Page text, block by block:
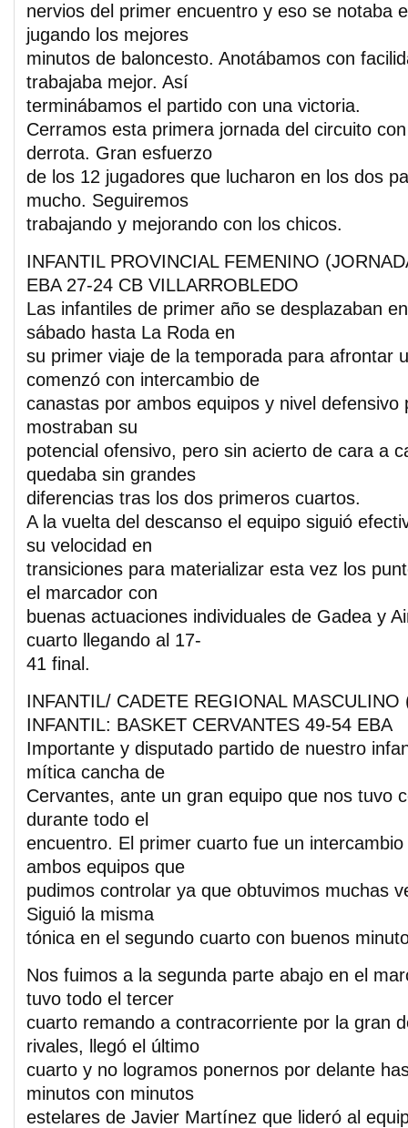
nervios del primer encuentro y eso se notaba
jugando los mejores
minutos de baloncesto. Anotábamos con
trabajaba mejor. Así
terminábamos el partido con una victoria.
Cerramos esta primera jornada del circuito
derrota. Gran esfuerzo
de los 12 jugadores que lucharon en los dos
mucho. Seguiremos
trabajando y mejorando con los chicos.
INFANTIL PROVINCIAL FEMENINO
EBA 27-24 CB VILLARROBLEDO
Las infantiles de primer año se desplazaban
sábado hasta La Roda en
su primer viaje de la temporada para afrontar
comenzó con intercambio de
canastas por ambos equipos y nivel defensivo
mostraban su
potencial ofensivo, pero sin acierto de cara a
quedaba sin grandes
diferencias tras los dos primeros cuartos.
A la vuelta del descanso el equipo siguió
su velocidad en
transiciones para materializar esta vez los
el marcador con
buenas actuaciones individuales de Gadea y
cuarto llegando al 17-
41 final.
INFANTIL/ CADETE REGIONAL MASCULINO
INFANTIL: BASKET CERVANTES 49-54 EBA
Importante y disputado partido de nuestro
mítica cancha de
Cervantes, ante un gran equipo que nos tuvo
durante todo el
encuentro. El primer cuarto fue un
ambos equipos que
pudimos controlar ya que obtuvimos muchas
Siguió la misma
tónica en el segundo cuarto con buenos
Nos fuimos a la segunda parte abajo en el
tuvo todo el tercer
cuarto remando a contracorriente por la gran
rivales, llegó el último
cuarto y no logramos ponernos por delante
minutos con minutos
estelares de Javier Martínez que lideró al